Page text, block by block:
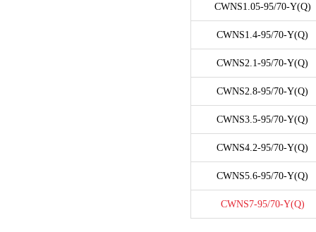
CWNS1.05-95/70-Y(Q)
CWNS1.4-95/70-Y(Q)
CWNS2.1-95/70-Y(Q)
CWNS2.8-95/70-Y(Q)
CWNS3.5-95/70-Y(Q)
CWNS4.2-95/70-Y(Q)
CWNS5.6-95/70-Y(Q)
CWNS7-95/70-Y(Q)